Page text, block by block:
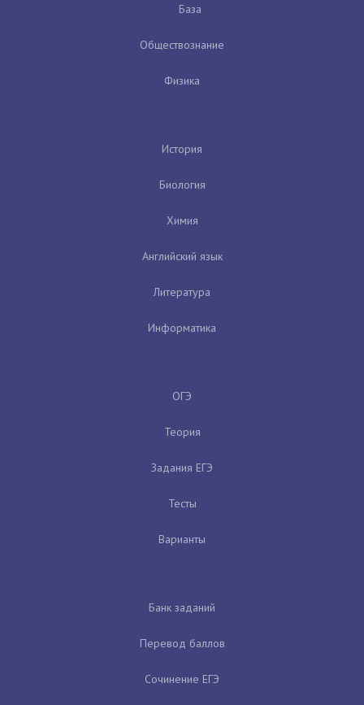
База
Обществознание
Физика
История
Биология
Химия
Английский язык
Литература
Информатика
ОГЭ
Теория
Задания ЕГЭ
Тесты
Варианты
Банк заданий
Перевод баллов
Сочинение ЕГЭ